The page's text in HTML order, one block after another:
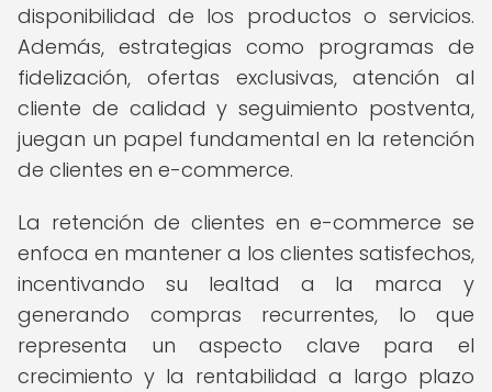
disponibilidad de los productos o servicios.
Además, estrategias como programas de
fidelización, ofertas exclusivas, atención al
cliente de calidad y seguimiento postventa,
juegan un papel fundamental en la retención
de clientes en e-commerce.
La retención de clientes en e-commerce se
enfoca en mantener a los clientes satisfechos,
incentivando su lealtad a la marca y
generando compras recurrentes, lo que
representa un aspecto clave para el
crecimiento y la rentabilidad a largo plazo